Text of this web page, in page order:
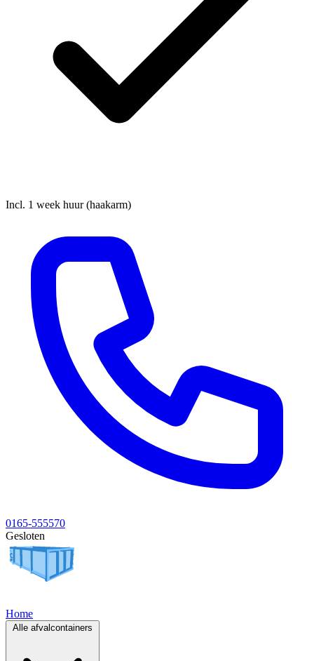
Incl. 1 week huur (haakarm)
0165-555570
Gesloten
Home